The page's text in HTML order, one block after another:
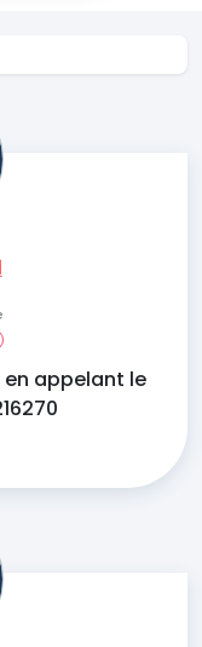
en appelant le